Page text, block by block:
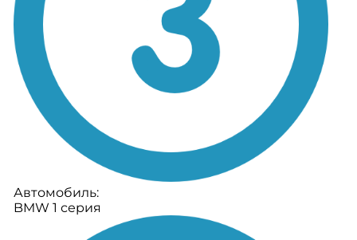
Автомобиль:
BMW 1 серия